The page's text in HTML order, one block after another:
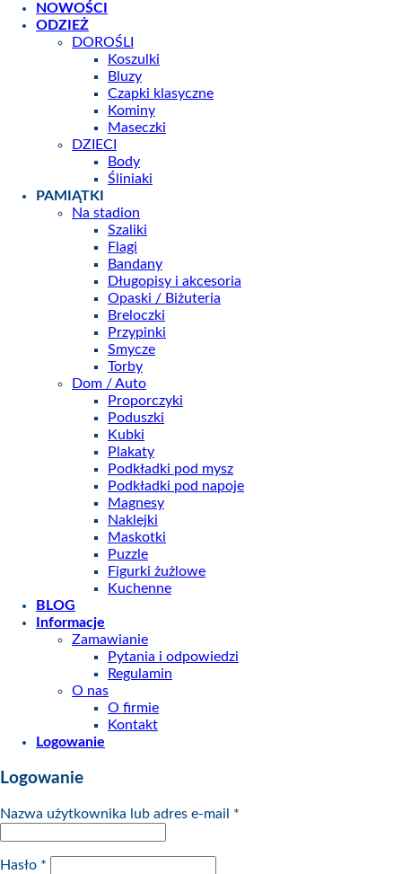
NOWOŚCI
ODZIEŻ
DOROŚLI
Koszulki
Bluzy
Czapki klasyczne
Kominy
Maseczki
DZIECI
Body
Śliniaki
PAMIĄTKI
Na stadion
Szaliki
Flagi
Bandany
Długopisy i akcesoria
Opaski / Biżuteria
Breloczki
Przypinki
Smycze
Torby
Dom / Auto
Proporczyki
Poduszki
Kubki
Plakaty
Podkładki pod mysz
Podkładki pod napoje
Magnesy
Naklejki
Maskotki
Puzzle
Figurki żużlowe
Kuchenne
BLOG
Informacje
Zamawianie
Pytania i odpowiedzi
Regulamin
O nas
O firmie
Kontakt
Logowanie
Logowanie
Nazwa użytkownika lub adres e-mail *
Hasło *